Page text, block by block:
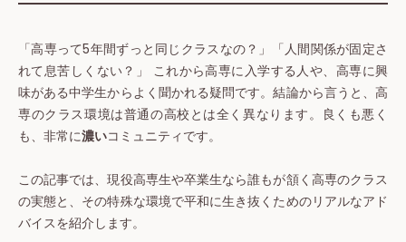
「高専って5年間ずっと同じクラスなの？」「人間関係が固定さ
れて息苦しくない？」 これから高専に入学する人や、高専に興
味がある中学生からよく聞かれる疑問です。結論から言うと、高
専のクラス環境は普通の高校とは全く異なります。良くも悪く
も、非常に濃いコミュニティです。
この記事では、現役高専生や卒業生なら誰もが頷く高専のクラス
の実態と、その特殊な環境で平和に生き抜くためのリアルなアド
バイスを紹介します。